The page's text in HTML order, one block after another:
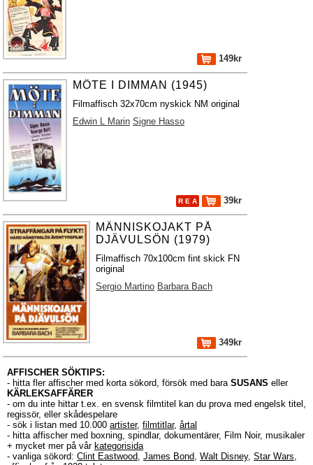
149kr
MÖTE I DIMMAN (1945)
Filmaffisch 32x70cm nyskick NM original
Edwin L Marin Signe Hasso
R E A 39kr
MÄNNISKOJAKT PÅ
DJÄVULSÖN (1979)
Filmaffisch 70x100cm fint skick FN
original
Sergio Martino Barbara Bach
349kr
AFFISCHER SÖKTIPS:
- hitta fler affischer med korta sökord, försök med bara SUSANS eller
KÄRLEKSAFFÄRER
- om du inte hittar t.ex. en svensk filmtitel kan du prova med engelsk titel,
regissör, eller skådespelare
- sök i listan med 10.000 artister, filmtitlar, årtal
- hitta affischer med boxning, spindlar, dokumentärer, Film Noir, musikaler
+ mycket mer på vår kategorisida
- vanliga sökord: Clint Eastwood, James Bond, Walt Disney, Star Wars,